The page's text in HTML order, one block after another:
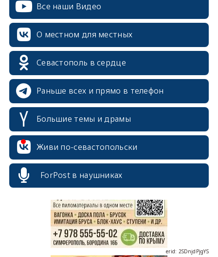
Все наши Видео
О местном для местных
Севастополь в сердце
Раньше всех и прямо в телефон
Большие темы и драмы
Живи по-севастопольски
ForPost в наушниках
erid: 2SDnjdPjgYS